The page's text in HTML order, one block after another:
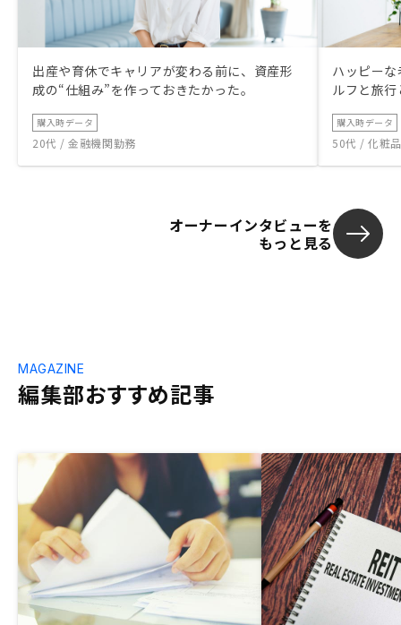
出産や育休でキャリアが変わる前に、資産形
成の“仕組み”を作っておきたかった。
購入時データ
20代 / 金融機関勤務
ハッピー
ルフと旅
購入時データ
50代 / 化粧
オーナーインタビューを
もっと見る
編集部おすすめ記事
MAGAZINE